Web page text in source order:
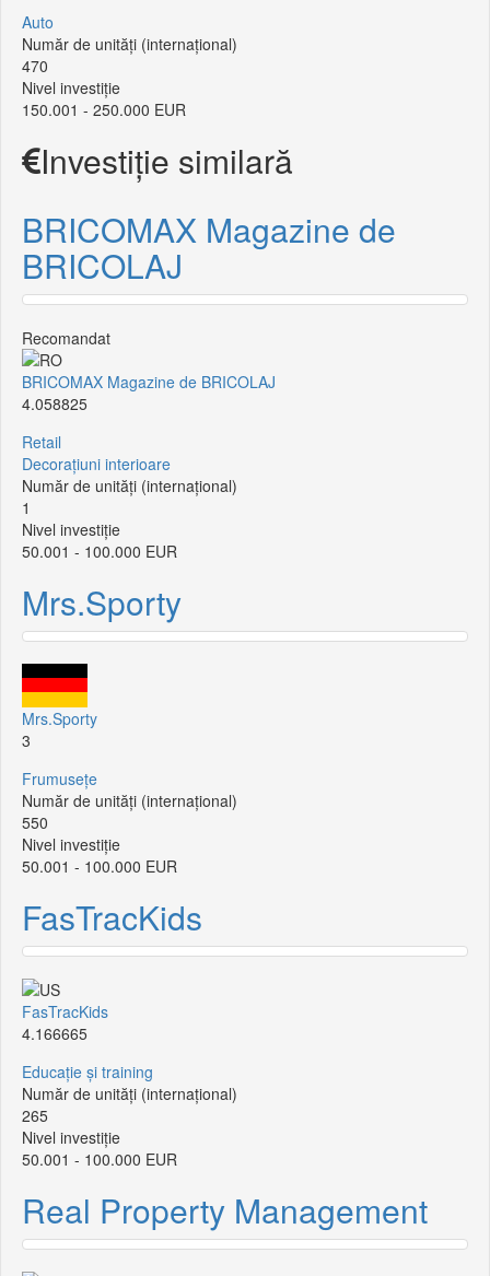
Auto
Număr de unități (internațional)
470
Nivel investiție
150.001 - 250.000 EUR
Investiție similară
BRICOMAX Magazine de
BRICOLAJ
Recomandat
BRICOMAX Magazine de BRICOLAJ
4.058825
Retail
Decorațiuni interioare
Număr de unități (internațional)
1
Nivel investiție
50.001 - 100.000 EUR
Mrs.Sporty
Mrs.Sporty
3
Frumusețe
Număr de unități (internațional)
550
Nivel investiție
50.001 - 100.000 EUR
FasTracKids
FasTracKids
4.166665
Educație și training
Număr de unități (internațional)
265
Nivel investiție
50.001 - 100.000 EUR
Real Property Management